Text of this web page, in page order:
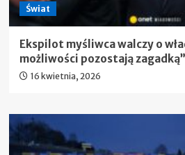
Świat
Ekspilot myśliwca walczy o
możliwości pozostają zagadką”
16 kwietnia, 2026